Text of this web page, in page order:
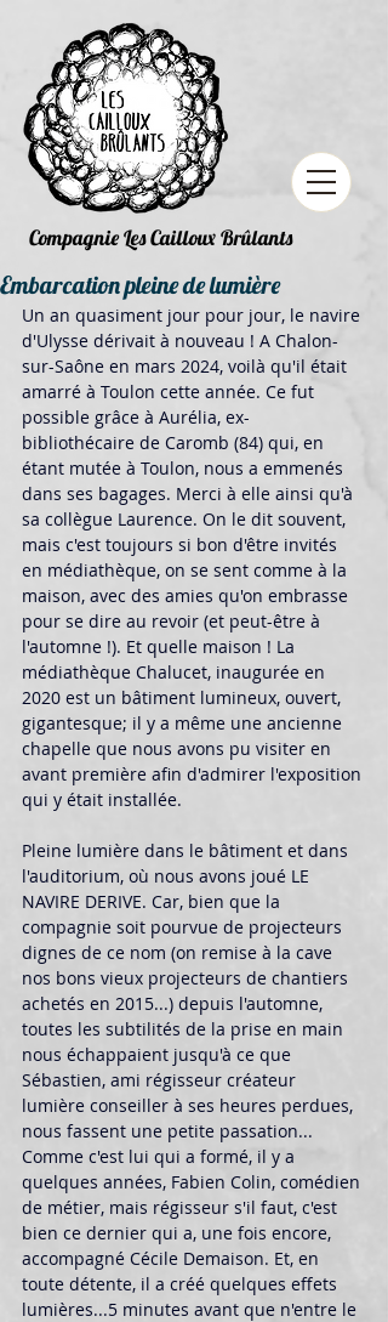
Compagnie Les Cailloux Brûlants
Embarcation pleine de lumière
Un an quasiment jour pour jour, le navire
d'Ulysse dérivait à nouveau ! A Chalon-
sur-Saône en mars 2024, voilà qu'il était
amarré à Toulon cette année. Ce fut
possible grâce à Aurélia, ex-
bibliothécaire de Caromb (84) qui, en
étant mutée à Toulon, nous a emmenés
dans ses bagages. Merci à elle ainsi qu'à
sa collègue Laurence. On le dit souvent,
mais c'est toujours si bon d'être invités
en médiathèque, on se sent comme à la
maison, avec des amies qu'on embrasse
pour se dire au revoir (et peut-être à
l'automne !). Et quelle maison ! La
médiathèque Chalucet, inaugurée en
2020 est un bâtiment lumineux, ouvert,
gigantesque; il y a même une ancienne
chapelle que nous avons pu visiter en
avant première afin d'admirer l'exposition
qui y était installée.
Pleine lumière dans le bâtiment et dans
l'auditorium, où nous avons joué LE
NAVIRE DERIVE. Car, bien que la
compagnie soit pourvue de projecteurs
dignes de ce nom (on remise à la cave
nos bons vieux projecteurs de chantiers
achetés en 2015...) depuis l'automne,
toutes les subtilités de la prise en main
nous échappaient jusqu'à ce que
Sébastien, ami régisseur créateur
lumière conseiller à ses heures perdues,
nous fassent une petite passation...
Comme c'est lui qui a formé, il y a
quelques années, Fabien Colin, comédien
de métier, mais régisseur s'il faut, c'est
bien ce dernier qui a, une fois encore,
accompagné Cécile Demaison. Et, en
toute détente, il a créé quelques effets
lumières...5 minutes avant que n'entre le